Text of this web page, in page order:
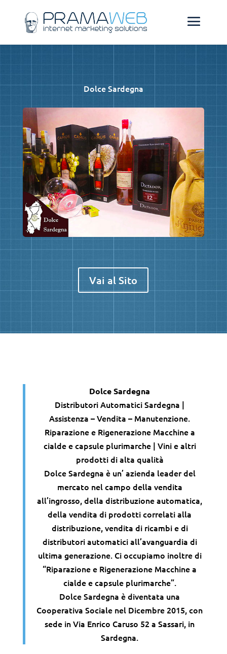
Dolce Sardegna
Vai al Sito
Dolce Sardegna
Distributori Automatici Sardegna |
Assistenza – Vendita – Manutenzione.
Riparazione e Rigenerazione Macchine a
cialde e capsule plurimarche | Vini e altri
prodotti di alta qualità
Dolce Sardegna è un’ azienda leader del
mercato nel campo della vendita
all’ingrosso, della distribuzione automatica,
della vendita di prodotti correlati alla
distribuzione, vendita di ricambi e di
distributori automatici all’avanguardia di
ultima generazione. Ci occupiamo inoltre di
“Riparazione e Rigenerazione Macchine a
cialde e capsule plurimarche”.
Dolce Sardegna è diventata una
Cooperativa Sociale nel Dicembre 2015, con
sede in Via Enrico Caruso 52 a Sassari, in
Sardegna.